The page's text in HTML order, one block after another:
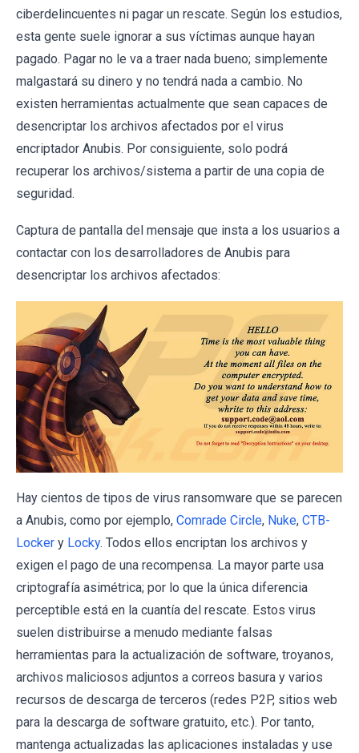
ciberdelincuentes ni pagar un rescate. Según los estudios,
esta gente suele ignorar a sus víctimas aunque hayan
pagado. Pagar no le va a traer nada bueno; simplemente
malgastará su dinero y no tendrá nada a cambio. No
existen herramientas actualmente que sean capaces de
desencriptar los archivos afectados por el virus
encriptador Anubis. Por consiguiente, solo podrá
recuperar los archivos/sistema a partir de una copia de
seguridad.
Captura de pantalla del mensaje que insta a los usuarios a
contactar con los desarrolladores de Anubis para
desencriptar los archivos afectados:
Hay cientos de tipos de virus ransomware que se parecen
a Anubis, como por ejemplo, Comrade Circle, Nuke, CTB-
Locker y Locky. Todos ellos encriptan los archivos y
exigen el pago de una recompensa. La mayor parte usa
criptografía asimétrica; por lo que la única diferencia
perceptible está en la cuantía del rescate. Estos virus
suelen distribuirse a menudo mediante falsas
herramientas para la actualización de software, troyanos,
archivos maliciosos adjuntos a correos basura y varios
recursos de descarga de terceros (redes P2P, sitios web
para la descarga de software gratuito, etc.). Por tanto,
mantenga actualizadas las aplicaciones instaladas y use